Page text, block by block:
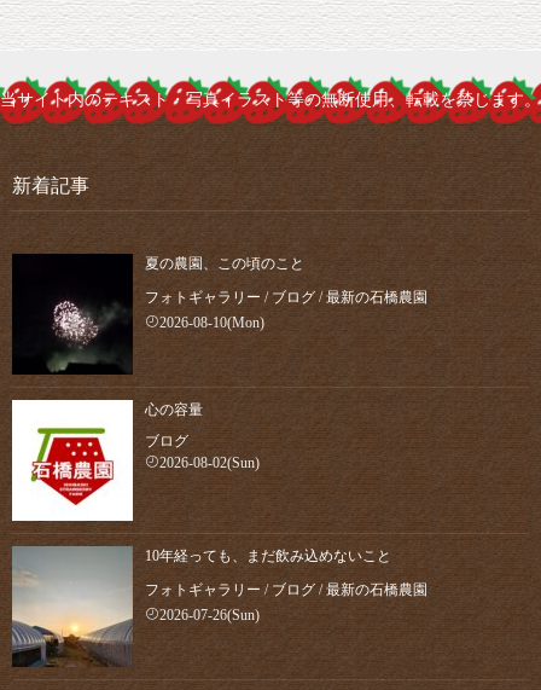
当サイト内のテキスト・写真イラスト等の無断使用、転載を禁じます。
新着記事
夏の農園、この頃のこと
フォトギャラリー / ブログ /最新の石橋農園
2026-08-10(Mon)
心の容量
ブログ
2026-08-02(Sun)
10年経っても、まだ飲み込めないこと
フォトギャラリー / ブログ/最新の石橋農園
2026-07-26(Sun)